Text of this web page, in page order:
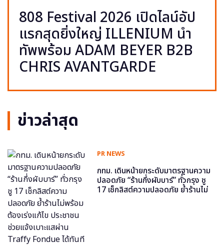
808 Festival 2026 เปิดไลน์อัป
แรกสุดยิ่งใหญ่ ILLENIUM นำ
ทัพพร้อม ADAM BEYER B2B
CHRIS AVANTGARDE
ข่าวล่าสุด
PR NEWS
กทม. เดินหน้ายกระดับมาตรฐานความ
ปลอดภัย “ร้านกึ่งผับบาร์” ทั่วกรุง ชู
17 เช็กลิสต์ความปลอดภัย ย้ำร้านไม่